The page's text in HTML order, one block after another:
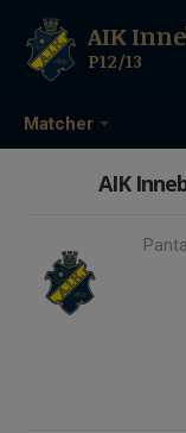
Matcher
AIK
P12/13
AIK